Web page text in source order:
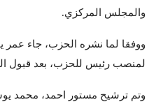
والمجلس المركزي.
ووفقا لما نشره الحزب، جاء عمر
لمنصب رئيس للحزب، بعد قبول
وتم ترشيح مستور احمد، محمد